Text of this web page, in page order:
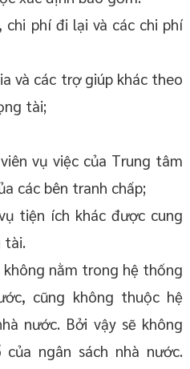
phí đi lại và các chi phí
và các trợ giúp khác theo
tài;
vụ việc của Trung tâm
các bên tranh chấp;
tiện ích khác được cung
tài.
nằm trong hệ thống
cũng không thuộc hệ
nước. Bởi vậy sẽ không
ngân sách nhà nước.